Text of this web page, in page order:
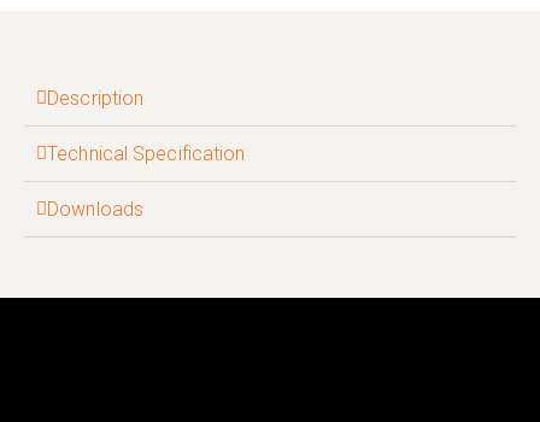
Description
Technical Specification
Downloads